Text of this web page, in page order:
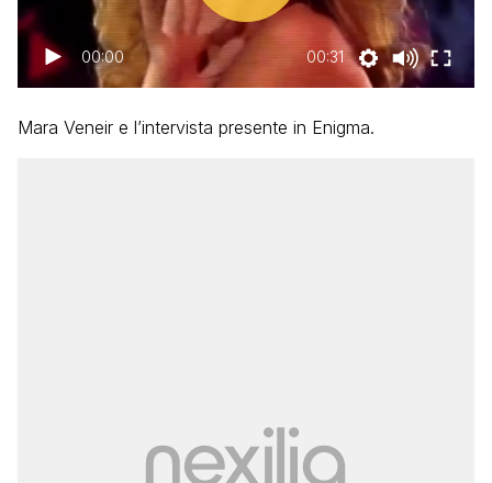
00:00 00:31
Mara Veneir e l’intervista presente in Enigma.